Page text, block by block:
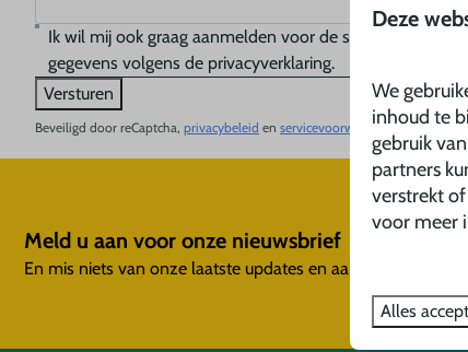
Ik wil mij ook graag aanmelden voor de speciale
gegevens volgens de privacyverklaring.
Versturen
Beveiligd door reCaptcha,privacybeleid enservicevoorwaarden zijn van
Meld u aan voor onze nieuwsbrief
En mis niets van onze laatste updates en aanbiedingen
Deze
We
inhoud te
gebruik
partners
verstrekt
voor meer
Alles